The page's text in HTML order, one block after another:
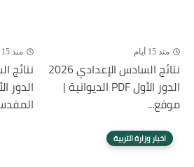
منذ 15 أيام
نتائج السادس الإعدادي 2026
الدور الأول PDF الديوانية |
موقع...
منذ 15 أيام
اخبار وزارة التربية